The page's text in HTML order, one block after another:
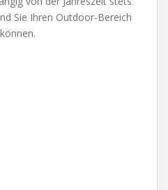
Sie Ihren Outdoor-Bereich